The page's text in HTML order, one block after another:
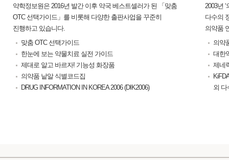
약학정보원은 2016년 발간 이후 약국 베스트셀러가 된 「맞춤
OTC 선택가이드」를 비롯해 다양한 출판사업을 꾸준히
진행하고 있습니다.
맞춤 OTC 선택가이드
한눈에 보는 약물치료 실전 가이드
제대로 알고 바르자! 기능성 화장품
의약품 낱알 식별코드집
DRUG INFORMATION IN KOREA 2006 (DIK2006)
2003년
다수의
의약품
의약
대한
제네
외 다